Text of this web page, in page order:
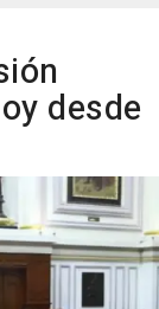
desde